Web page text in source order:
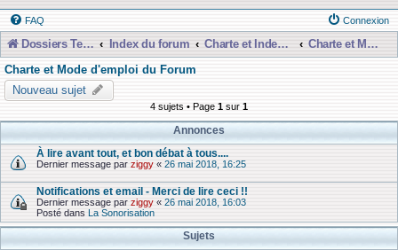
FAQ Connexion
Dossiers Techniques Index du forum Charte et Index du Forum
Charte et Mode d'emploi du Forum
Charte et Mode d'emploi du Forum
Nouveau sujet
4 sujets • Page 1 sur 1
Annonces
À lire avant tout, et bon débat à tous....
Dernier message par ziggy « 26 mai 2018, 16:25
Notifications et email - Merci de lire ceci !!
Dernier message par ziggy « 26 mai 2018, 16:03
Posté dans La Sonorisation
Sujets